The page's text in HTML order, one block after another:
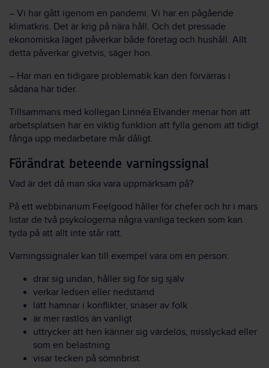
– Vi har gått igenom en pandemi. Vi har en pågående
klimatkris. Det är krig på nära håll. Och det pressade
ekonomiska läget påverkar både företag och hushåll. Allt
detta påverkar givetvis, säger hon.
– Har man en tidigare problematik kan den förvärras i
sådana här tider.
Tillsammans med kollegan Linnéa Elvander menar hon att
arbetsplatsen har en viktig funktion att fylla genom att tidigt
fånga upp medarbetare mår dåligt.
Förändrat beteende varningssignal
Vad är det då man ska vara uppmärksam på?
På ett webbinarium Feelgood håller för chefer och hr i mars
listar de två psykologerna några vanliga tecken som kan
tyda på att allt inte står rätt.
Varningssignaler kan till exempel vara om en person:
drar sig undan, håller sig för sig själv
verkar ledsen eller nedstämd
lätt hamnar i konflikter, snäser av folk
är mer rastlös än vanligt
uttrycker att hen känner sig värdelös, misslyckad eller
som en belastning
visar tecken på sömnbrist.